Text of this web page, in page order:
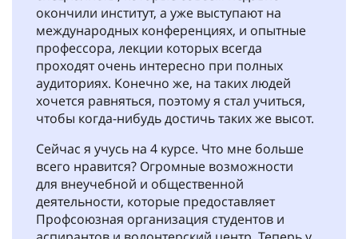
окончили институт, а уже выступают на
международных конференциях, и опытные
профессора, лекции которых всегда
проходят очень интересно при полных
аудиториях. Конечно же, на таких людей
хочется равняться, поэтому я стал учиться,
чтобы когда-нибудь достичь таких же высот.
Сейчас я учусь на 4 курсе. Что мне больше
всего нравится? Огромные возможности
для внеучебной и общественной
деятельности, которые предоставляет
Профсоюзная организация студентов и